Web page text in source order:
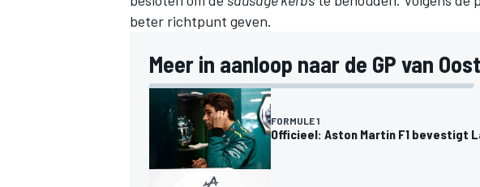
beter richtpunt geven.
Meer in aanloop naar de GP van
FORMULE 1
Officieel: Aston Martin F1 bevestigt